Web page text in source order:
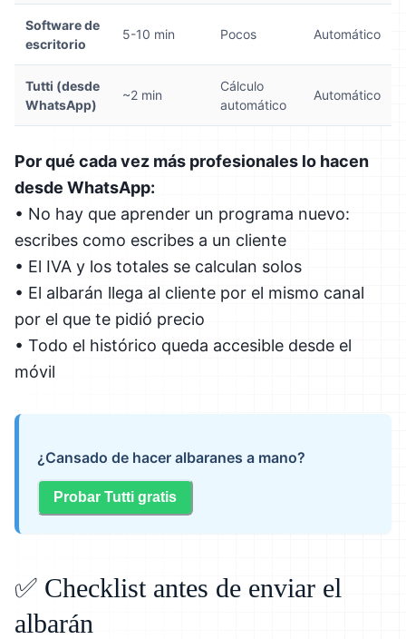
Software de
escritorio
5-10 min Pocos Automático
Tutti (desde
WhatsApp)
~2 min
Cálculo
automático
Automático
Por qué cada vez más profesionales lo hacen
desde WhatsApp:
• No hay que aprender un programa nuevo:
escribes como escribes a un cliente
• El IVA y los totales se calculan solos
• El albarán llega al cliente por el mismo canal
por el que te pidió precio
• Todo el histórico queda accesible desde el
móvil
¿Cansado de hacer albaranes a mano?
Probar Tutti gratis
✅ Checklist antes de enviar el
albarán